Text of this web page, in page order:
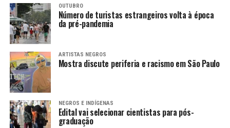
OUTUBRO
Número de turistas estrangeiros volta à época
da pré-pandemia
ARTISTAS NEGROS
Mostra discute periferia e racismo em São Paulo
NEGROS E INDÍGENAS
Edital vai selecionar cientistas para pós-
graduação